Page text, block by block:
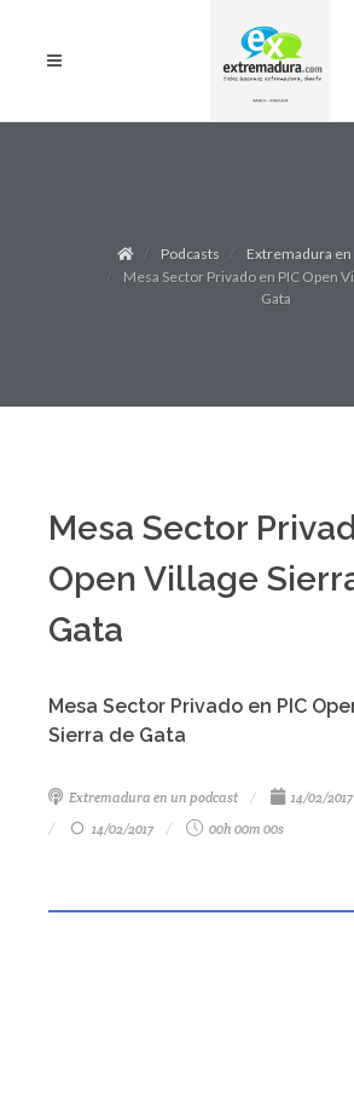
Podcasts
Extremadura
Mesa Sector Privado en PIC Open
Gata
Mesa Sector
Open Village
Gata
Mesa Sector Privado en PIC
Sierra de Gata
Extremadura en un podcast
14/02/
14/02/2017
00h 00m 00s